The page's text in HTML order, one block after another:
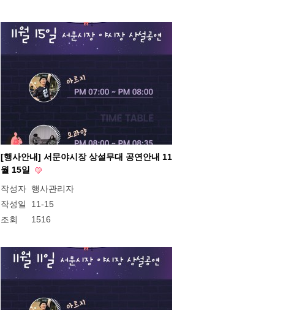
[행사안내] 서문야시장 상설무대 공연안내 11
월 15일
작성자 행사관리자
작성일
11-15
조회
1516